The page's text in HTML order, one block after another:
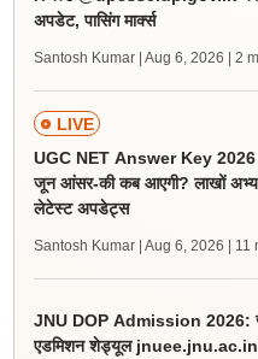
अपडेट, पासिंग मार्क्स
Santosh Kumar | Aug 6, 2026 | 2
LIVE
UGC NET Answer Key 2026
जून आंसर-की कब आएगी? लाखों
लेटेस्ट अपडेट्स
Santosh Kumar | Aug 6, 2026 |
JNU DOP Admission 2026:
एडमिशन शेड्यूल jnuee.jnu.ac.in